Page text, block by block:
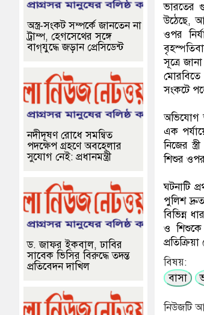
ভারতের
উঠেছে,
ওপর
সূত্রে
সংকটে
অভিযোগ
এক
নিজের
শিশুর
ঘটনাটি
পুলিশ
বিভিন্ন
ও শিশুকে
বিষয়:
বাসা
নিউজটি
অস্ত্র-সংকট সম্পর্কে জানতেন না
ট্রাম্প, হেগসেথের সঙ্গে
বাগ্‌যুদ্ধে জড়ান প্রেসিডেন্ট
নদীদূষণ রোধে সমন্বিত
পদক্ষেপ গ্রহণে অবহেলার
সুযোগ নেই: প্রধানমন্ত্রী
ড. জাফর ইকবাল, ঢাবির
সাবেক ভিসির বিরুদ্ধে তদন্ত
প্রতিবেদন দাখিল